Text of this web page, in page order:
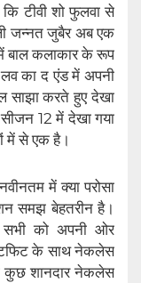
टीवी शो फुलवा से
जन्नत जुबैर अब एक
बाल कलाकार के रूप
का द एंड में अपनी
साझा करते हुए देखा
12 में देखा गया
में से एक है।
में क्या परोसा
समझ बेहतरीन है।
को अपनी ओर
के साथ नेकलेस
कुछ शानदार नेकलेस